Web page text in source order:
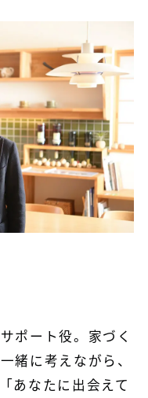
ポート役。家づく
緒に考えながら、
あなたに出会えて